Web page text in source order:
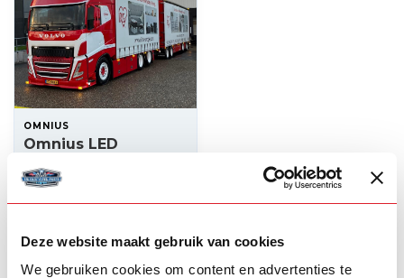
Deze website maakt gebruik van cookies
We gebruiken cookies om content en advertenties te
OMNIUS
Omnius LED
or orange lens